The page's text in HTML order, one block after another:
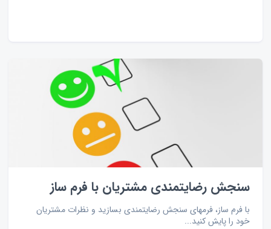
سنجش رضایتمندی مشتریان با فرم ساز
با فرم ساز، فرمهای سنجش رضایتمندی بسازید و نظرات مشتریان
خود را پایش کنید...